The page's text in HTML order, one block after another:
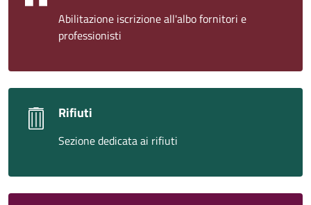
Abilitazione iscrizione all'albo fornitori e
professionisti
Rifiuti
Sezione dedicata ai rifiuti